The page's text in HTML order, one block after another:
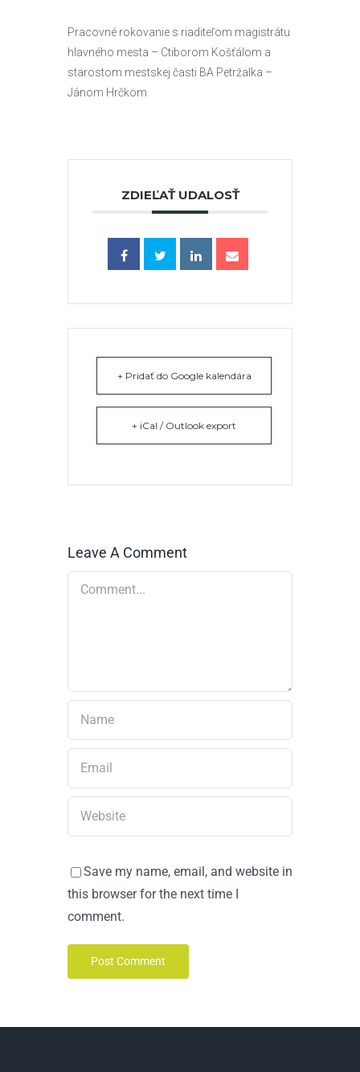
Pracovné rokovanie s riaditeľom magistrátu
hlavného mesta – Ctiborom Košťálom a
starostom mestskej časti BA Petržalka –
Jánom Hrčkom
ZDIEĽAŤ UDALOSŤ
+ Pridať do Google kalendára
+ iCal / Outlook export
Leave A Comment
Comment
Save my name, email, and website in
this browser for the next time I
comment.